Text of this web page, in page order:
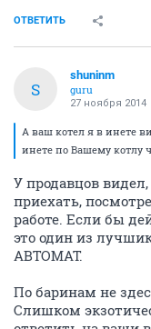
ОТВЕТИТЬ
S
shuninm
guru
27 ноября 2014
А ваш котел я в инете
инете по Вашему котлу
У продавцов
приехать,
работе. Если бы
это один из
АВТОМАТ.
По баринам не
Слишком